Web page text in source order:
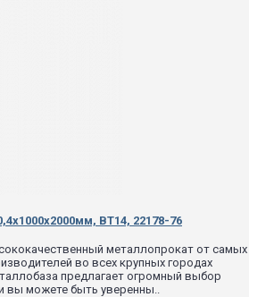
ВТ14, 22178-76
металлопрокат от самых
во всех крупных городах
предлагает огромный выбор
вы можете быть уверенны..